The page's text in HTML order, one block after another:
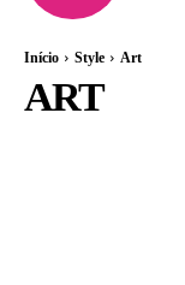
Início Style Art
ART